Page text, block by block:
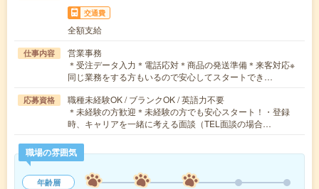
交通費
全額支給
仕事内容
営業事務
＊受注データ入力＊電話応対＊商品の発送準備＊来客対応※
同じ業務をする方もいるので安心してスタートでき…
応募資格
職種未経験OK / ブランクOK / 英語力不要
＊未経験の方歓迎＊未経験の方でも安心スタート！・登録
時、キャリアを一緒に考える面談（TEL面談の場合…
職場の雰囲気
年齢層